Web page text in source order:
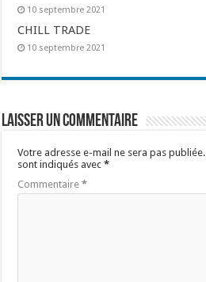
10 septembre 2021
CHILL TRADE
10 septembre 2021
Laisser un commentaire
Votre adresse e-mail ne sera pas publiée.
sont indiqués avec*
Commentaire*